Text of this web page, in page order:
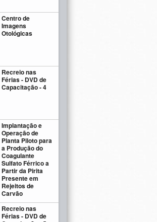
Centro de
Imagens
Otológicas
Recreio nas
Férias - DVD de
Capacitação - 4
Implantação e
Operação de
Planta Piloto para
a Produção do
Coagulante
Sulfato Férrico a
Partir da Pirita
Presente em
Rejeitos de
Carvão
Recreio nas
Férias - DVD de